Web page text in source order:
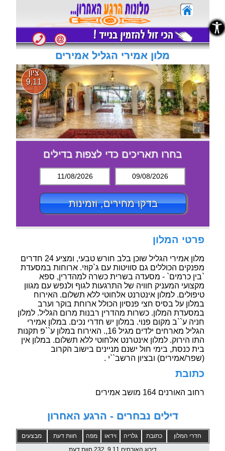
מלון אמירי הגליל אמירים
ציון
9.11
בחרו תאריכים כדי לצפות בדילים
11/08/2026 09/08/2026
בדקו מחירים, וזמינות
פרטי המלון
מלון אמירי הגליל שוכן בלב חורש טבעי, ומציע 24 חדרים
מפנקים הכוללים גם סוויטות עם ג`קוזי. ארוחות במסעדת
`בין כרמים` - מסעדה בשרית כשרה למהדרין, ספא
מקצועי המעניק חוויה של התרגעות לגוף ולנפש עם מגוון
טיפולים. למלון אינטרנט אלחוטי ללא תשלום. האירוח
במלון על בסיס חצי פנסיון הכולל ארוחת בוקר וערב
במסעדת המלון. כשרות מהדרין רבנות מרום הגליל. למלון
חניה ע``ב מקום פנוי. במלון יש חדרי נכים. במלון אמירי
הגליל מארחים ילדים מגיל 16,. האירוח במלון ע``פ תקנות
התו הירוק. למלון אינטרנט אלחוטי ללא תשלום. במלון אין
בית כנסת, בימי חול ישנם מניינים בישוב הקרוב
(שפר/אמירים) ובציון הרשב``י .
כתובת
רחוב האורנים 164 מושב אמירים
דילים נבחרים - הרגע האחרון
מבצעים חוות דעת מפה וידאו גלריה כתובת
חדרי המלון
דירוג האורחים 9.11, 232 חוות דעת
נגישות
נגישות